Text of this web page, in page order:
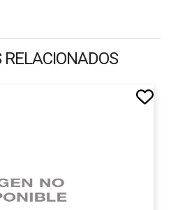
RELACIONADOS